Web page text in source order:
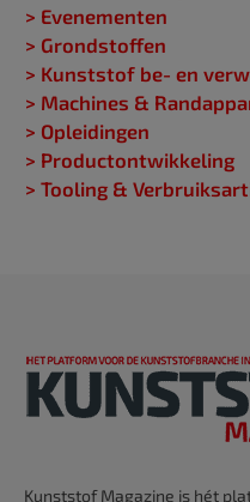
> Evenementen
> Grondstoffen
> Kunststof be- en
> Machines &
> Opleidingen
> Productontwikkeling
> Tooling &
Kunststof Magazine is hét